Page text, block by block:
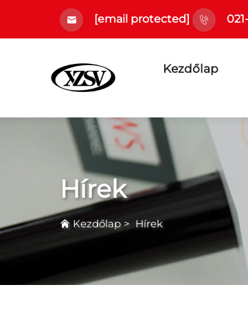
[email protected]
Kezdőlap
Hírek
Kezdőlap > Hírek